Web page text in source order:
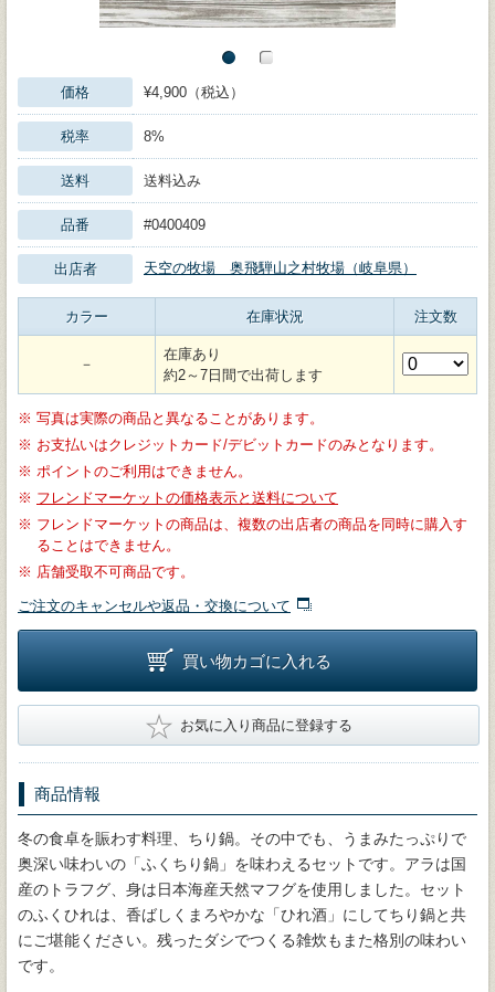
価格 ¥4,900（税込）
税率 8%
送料 送料込み
品番 #0400409
出店者 天空の牧場 奥飛騨山之村牧場（岐阜県）
カラー 在庫状況 注文数
－
在庫あり
約2～7日間で出荷します
※ 写真は実際の商品と異なることがあります。
※ お支払いはクレジットカード/デビットカードのみとなります。
※ ポイントのご利用はできません。
※ フレンドマーケットの価格表示と送料について
※ フレンドマーケットの商品は、複数の出店者の商品を同時に購入す
ることはできません。
※ 店舗受取不可商品です。
ご注文のキャンセルや返品・交換について
買い物カゴに入れる
★ お気に入り商品に登録する
商品情報
冬の食卓を賑わす料理、ちり鍋。その中でも、うまみたっぷりで
奥深い味わいの「ふくちり鍋」を味わえるセットです。アラは国
産のトラフグ、身は日本海産天然マフグを使用しました。セット
のふくひれは、香ばしくまろやかな「ひれ酒」にしてちり鍋と共
にご堪能ください。残ったダシでつくる雑炊もまた格別の味わい
です。